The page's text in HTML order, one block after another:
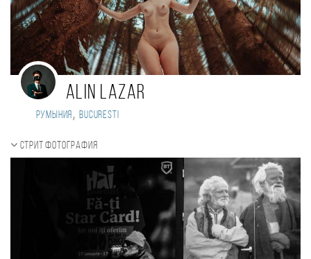
Alin Lazar
Румыния, Bucuresti
Стрит фотография